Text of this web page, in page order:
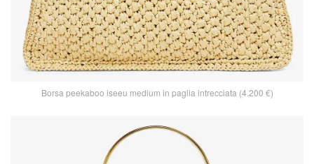
Borsa peekaboo iseeu medium in paglia intrecciata (4.200 €)